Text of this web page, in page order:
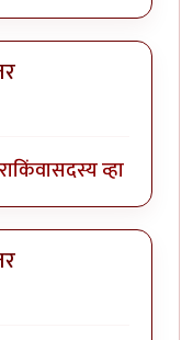
किंवासदस्य व्हा